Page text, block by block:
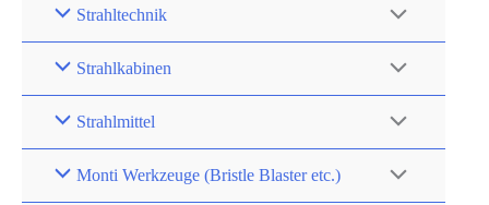
Strahltechnik
Strahlkabinen
Strahlmittel
Monti Werkzeuge (Bristle Blaster etc.)